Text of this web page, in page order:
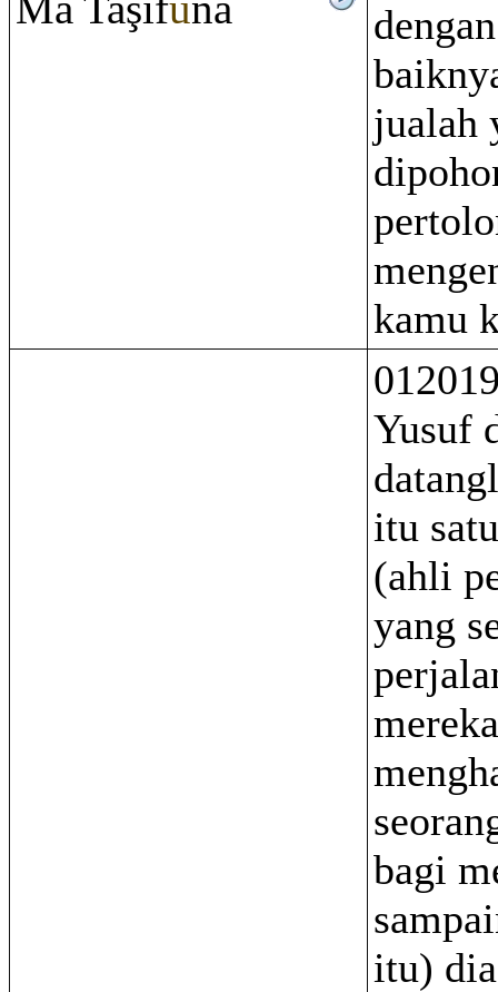
jualah
kamu
Yusuf
itu
(ahli
yang
mereka
bagi
itu)